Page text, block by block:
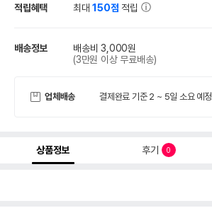
적립혜택 최대150점 적립
배송정보
배송비 3,000원
(3만원 이상 무료배송)
업체배송 결제완료 기준 2 ~ 5일 소요 예정
상품정보 후기 0